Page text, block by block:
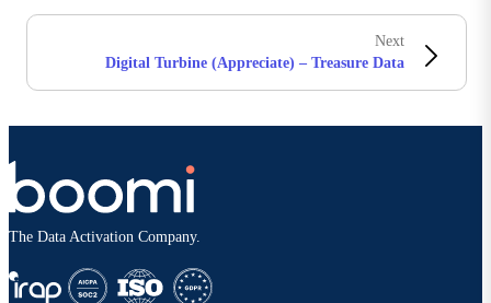
Next
Digital Turbine (Appreciate) – Treasure Data
The Data Activation Company.